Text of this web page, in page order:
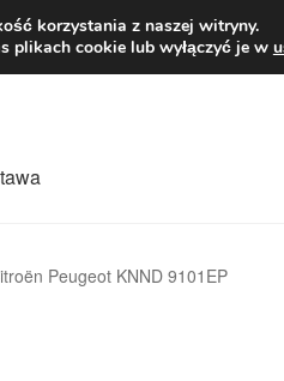
Peugeot KNND 9101EP
korzystania z naszej witryny.
plikach cookie lub wyłączyć je w